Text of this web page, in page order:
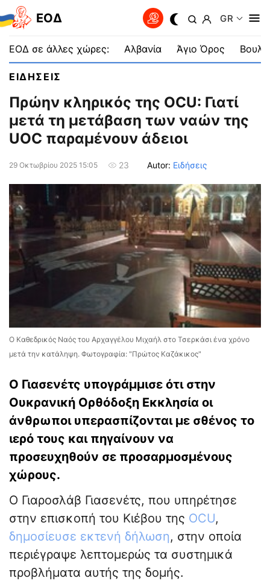
EOΔ GR
ΕΟΔ σε άλλες χώρες: Αλβανία Άγιο Όρος
ΕΙΔΗΣΕΙΣ
Πρώην κληρικός της OCU: Γιατί
μετά τη μετάβαση των ναών της
UOC παραμένουν άδειοι
29 Οκτωβρίου 2025 15:05 23 Autor: Ειδήσεις
Ο Καθεδρικός Ναός του Αρχαγγέλου Μιχαήλ στο Τσερκάσι ένα χρόνο
μετά την κατάληψη. Φωτογραφία: "Πρώτος Καζάκικος"
Ο Γιασενέτς υπογράμμισε ότι στην
Ουκρανική Ορθόδοξη Εκκλησία οι
άνθρωποι υπερασπίζονται με σθένος το
ιερό τους και πηγαίνουν να
προσευχηθούν σε προσαρμοσμένους
χώρους.
Ο Γιαροσλάβ Γιασενέτς, που υπηρέτησε
στην επισκοπή του Κιέβου της OCU,
δημοσίευσε εκτενή δήλωση, στην οποία
περιέγραψε λεπτομερώς τα συστημικά
προβλήματα αυτής της δομής.